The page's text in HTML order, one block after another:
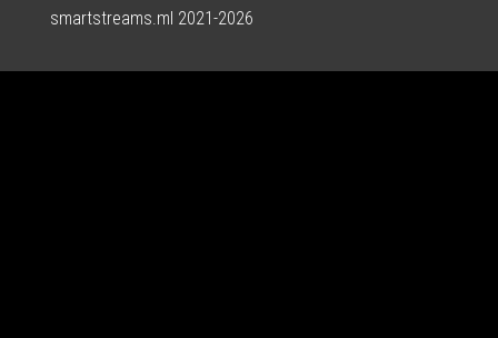
smartstreams.ml 2021-2026